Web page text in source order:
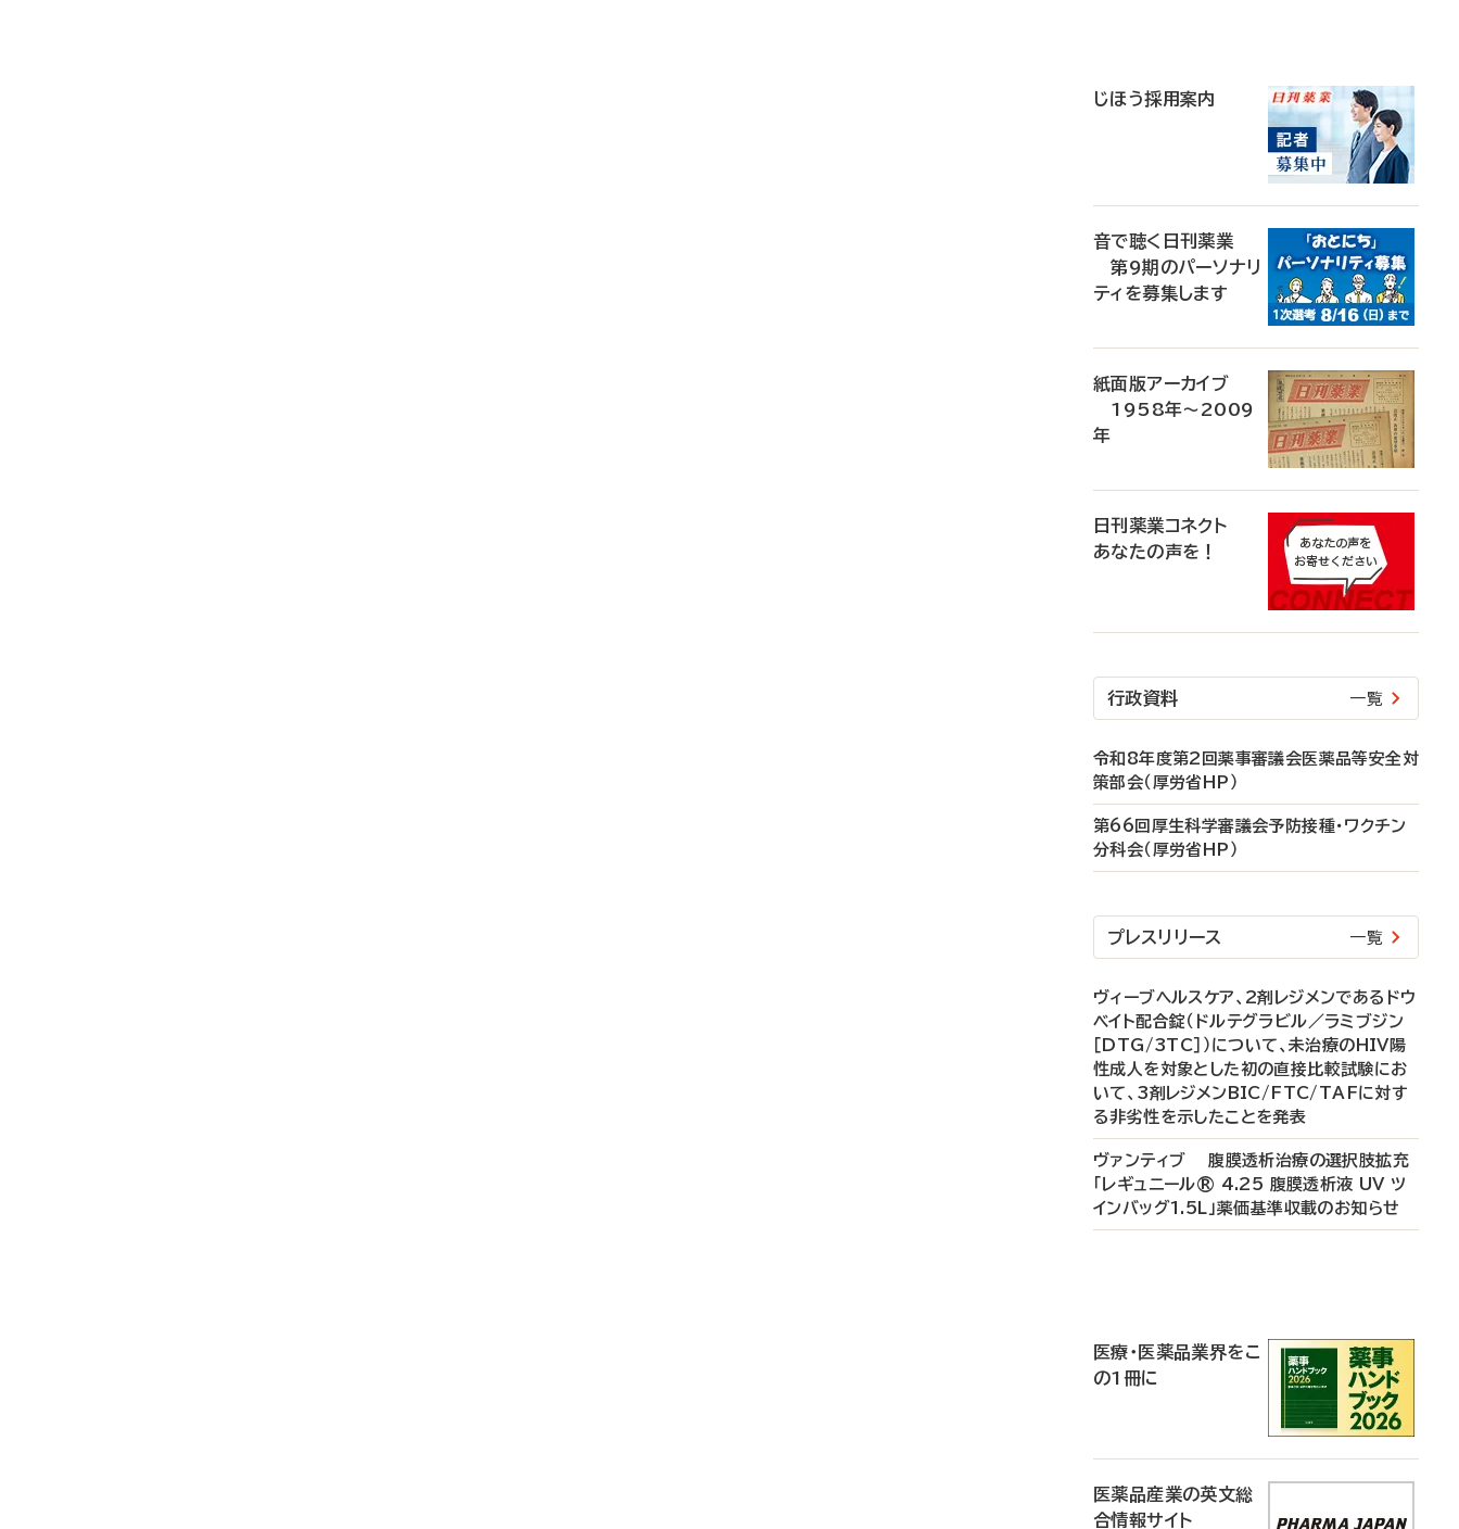
じほう採用案内
音で聴く日刊薬業
第9期のパーソナリ
ティを募集します
紙面版アーカイブ
1958年～2009
年
日刊薬業コネクト
あなたの声を！
行政資料 一覧
令和8年度第2回薬事審議会医薬品等安全対
策部会（厚労省HP）
第66回厚生科学審議会予防接種・ワクチン
分科会（厚労省HP）
プレスリリース 一覧
ヴィーブヘルスケア、2剤レジメンであるドウ
ベイト配合錠（ドルテグラビル／ラミブジン
［DTG/3TC］）について、未治療のHIV陽
性成人を対象とした初の直接比較試験にお
いて、3剤レジメンBIC/FTC/TAFに対す
る非劣性を示したことを発表
ヴァンティブ 腹膜透析治療の選択肢拡充
「レギュニール® 4.25 腹膜透析液 UV ツ
インバッグ1.5L」薬価基準収載のお知らせ
医療・医薬品業界をこ
の1冊に
医薬品産業の英文総
合情報サイト